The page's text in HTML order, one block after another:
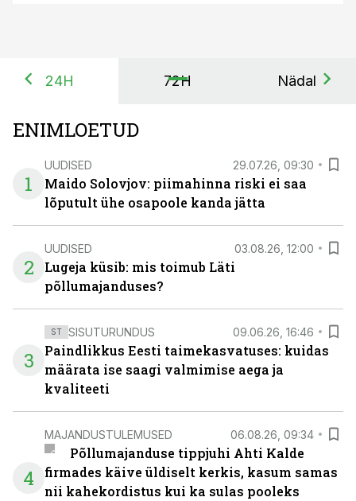
24H 72H Nädal
ENIMLOETUD
1
UUDISED 29.07.26, 09:30
Maido Solovjov: piimahinna riski ei saa
lõputult ühe osapoole kanda jätta
2
UUDISED 03.08.26, 12:00
Lugeja küsib: mis toimub Läti
põllumajanduses?
3
ST SISUTURUNDUS 09.06.26, 16:46
Paindlikkus Eesti taimekasvatuses: kuidas
määrata ise saagi valmimise aega ja
kvaliteeti
4
MAJANDUSTULEMUSED 06.08.26, 09:34
Põllumajanduse tippjuhi Ahti Kalde
firmades käive üldiselt kerkis, kasum samas
nii kahekordistus kui ka sulas pooleks